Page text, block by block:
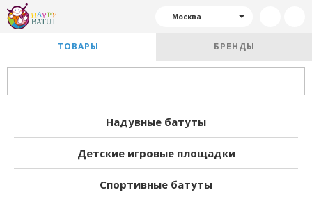
Москва
ТОВАРЫ БРЕНДЫ
Надувные батуты
Детские игровые площадки
Спортивные батуты